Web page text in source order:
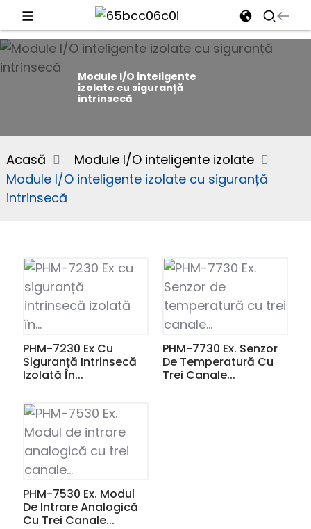
Module I/O inteligente
izolate cu siguranță
intrinsecă
Acasă
Module I/O inteligente izolate
Module I/O inteligente izolate cu siguranță
intrinsecă
PHM-7230 Ex Cu
Siguranță Intrinsecă
Izolată În...
PHM-7730 Ex. Senzor
De Temperatură Cu
Trei Canale...
PHM-7530 Ex. Modul
De Intrare Analogică
Cu Trei Canale...